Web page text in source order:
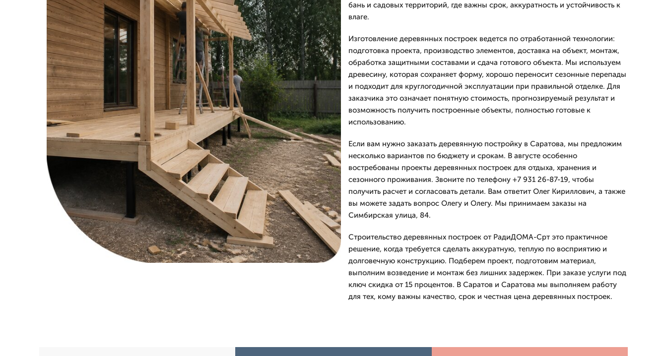
бань и садовых территорий, где важны срок, аккуратность и устойчивость к
влаге.
Изготовление деревянных построек ведется по отработанной технологии:
подготовка проекта, производство элементов, доставка на объект, монтаж,
обработка защитными составами и сдача готового объекта. Мы используем
древесину, которая сохраняет форму, хорошо переносит сезонные перепады
и подходит для круглогодичной эксплуатации при правильной отделке. Для
заказчика это означает понятную стоимость, прогнозируемый результат и
возможность получить построенные объекты, полностью готовые к
использованию.
Если вам нужно заказать деревянную постройку в Саратова, мы предложим
несколько вариантов по бюджету и срокам. В августе особенно
востребованы проекты деревянных построек для отдыха, хранения и
сезонного проживания. Звоните по телефону +7 931 26-87-19, чтобы
получить расчет и согласовать детали. Вам ответит Олег Кириллович, а также
вы можете задать вопрос Олегу и Олегу. Мы принимаем заказы на
Симбирская улица, 84.
Строительство деревянных построек от РадиДОМА-Срт это практичное
решение, когда требуется сделать аккуратную, теплую по восприятию и
долговечную конструкцию. Подберем проект, подготовим материал,
выполним возведение и монтаж без лишних задержек. При заказе услуги под
ключ скидка от 15 процентов. В Саратов и Саратова мы выполняем работу
для тех, кому важны качество, срок и честная цена деревянных построек.